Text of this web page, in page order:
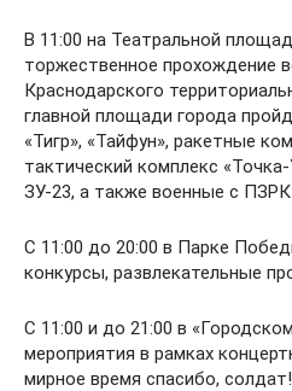
В 11:00 на Театральной
торжественное прохождение
Краснодарского
главной площади города
«Тигр», «Тайфун», ракетные
тактический комплекс
ЗУ-23, а также военные с ПЗРК
С 11:00 до 20:00 в Парке
конкурсы, развлекательные
С 11:00 и до 21:00 в
мероприятия в рамках
мирное время спасибо,